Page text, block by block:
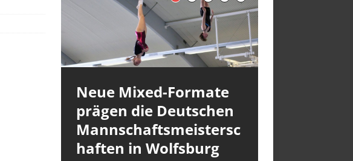
Neue Mixed-Formate
prägen die Deutschen
Mannschaftsmeistersc
haften in Wolfsburg